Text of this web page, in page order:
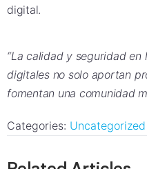
digital.
“La calidad y seguridad
digitales no solo aportan
fomentan una comunidad
Categories: Uncategorized